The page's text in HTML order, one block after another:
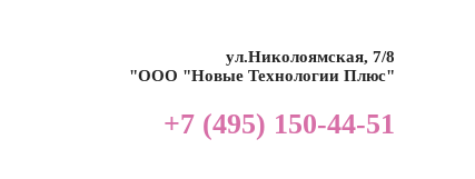
ул.Николоямская, 7/8
"ООО "Новые Технологии Плюс"
+7 (495) 150-44-51